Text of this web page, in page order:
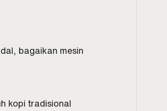
bagaikan mesin
kopi tradisional